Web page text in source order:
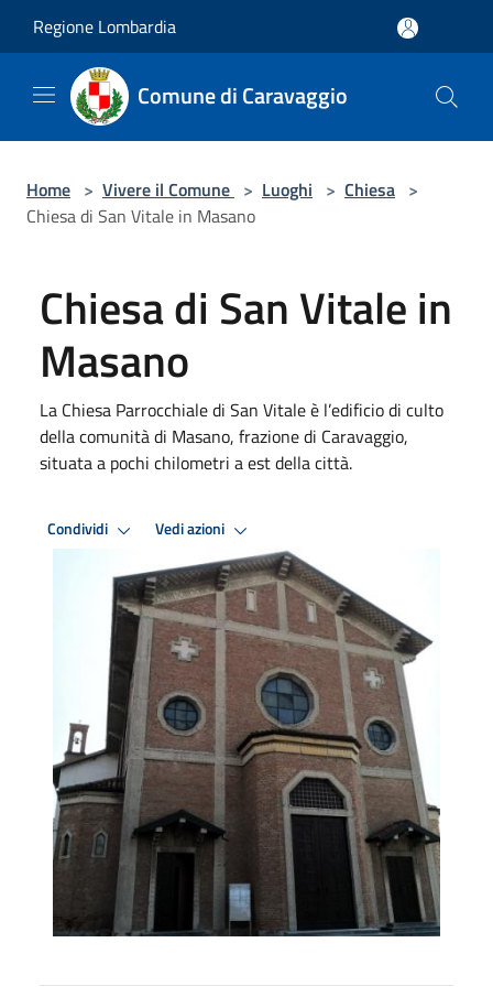
Regione Lombardia
Comune di Caravaggio
Home > Vivere il Comune > Luoghi > Chiesa >
Chiesa di San Vitale in Masano
Chiesa di San Vitale in
Masano
La Chiesa Parrocchiale di San Vitale è l’edificio di culto
della comunità di Masano, frazione di Caravaggio,
situata a pochi chilometri a est della città.
Condividi Vedi azioni